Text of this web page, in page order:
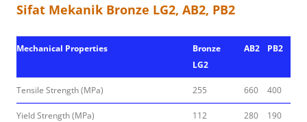
Sifat Mekanik Bronze LG2, AB2, PB2
Mechanical Properties
Bronze
LG2
AB2 PB2
Tensile Strength (MPa) 255 660 400
Yield Strength (MPa) 112 280 190